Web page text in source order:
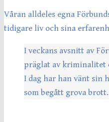
Våran alldeles egna
tidigare liv och sina
I veckans avsnitt av
präglat av kriminalitet
I dag har han vänt sin
som begått grova brott.